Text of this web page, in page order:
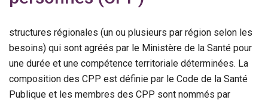
structures régionales (un ou plusieurs par région selon les
besoins) qui sont agréés par le Ministère de la Santé pour
une durée et une compétence territoriale déterminées. La
composition des CPP est définie par le Code de la Santé
Publique et les membres des CPP sont nommés par